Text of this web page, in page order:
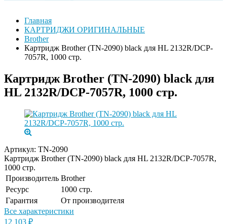
Главная
КАРТРИДЖИ ОРИГИНАЛЬНЫЕ
Brother
Картридж Brother (TN-2090) black для HL 2132R/DCP-
7057R, 1000 стр.
Картридж Brother (TN-2090) black для
HL 2132R/DCP-7057R, 1000 стр.
Артикул: TN-2090
Картридж Brother (TN-2090) black для HL 2132R/DCP-7057R,
1000 стр.
Производитель Brother
Ресурс
1000 стр.
Гарантия
От производителя
Все характеристики
12 103 ₽